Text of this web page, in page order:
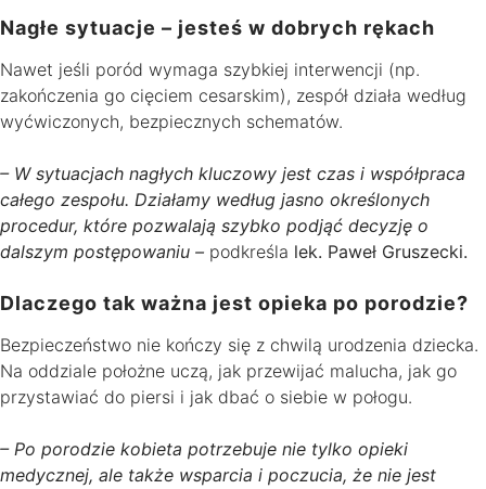
Nagłe sytuacje – jesteś w dobrych rękach
Nawet jeśli poród wymaga szybkiej interwencji (np.
zakończenia go cięciem cesarskim), zespół działa według
wyćwiczonych, bezpiecznych schematów.
– W sytuacjach nagłych kluczowy jest czas i współpraca
całego zespołu. Działamy według jasno określonych
procedur, które pozwalają szybko podjąć decyzję o
dalszym postępowaniu – podkreśla lek. Paweł Gruszecki.
Dlaczego tak ważna jest opieka po porodzie?
Bezpieczeństwo nie kończy się z chwilą urodzenia dziecka.
Na oddziale położne uczą, jak przewijać malucha, jak go
przystawiać do piersi i jak dbać o siebie w połogu.
– Po porodzie kobieta potrzebuje nie tylko opieki
medycznej, ale także wsparcia i poczucia, że nie jest